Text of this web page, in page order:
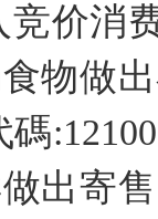
价消
物做
出寄